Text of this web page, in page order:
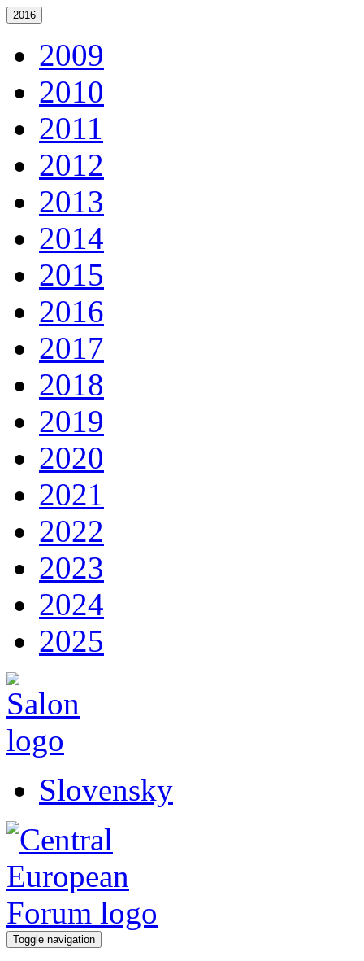
2016
2009
2010
2011
2012
2013
2014
2015
2016
2017
2018
2019
2020
2021
2022
2023
2024
2025
Slovensky
Toggle navigation